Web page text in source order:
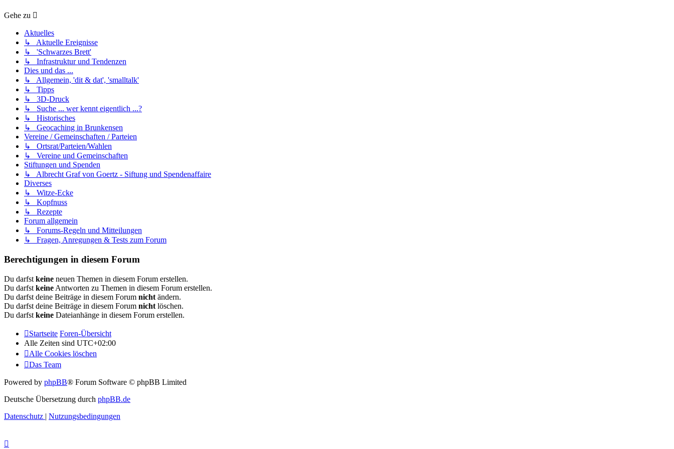
Gehe zu
Aktuelles
↳ Aktuelle Ereignisse
↳ 'Schwarzes Brett'
↳ Infrastruktur und Tendenzen
Dies und das ...
↳ Allgemein, 'dit & dat', 'smalltalk'
↳ Tipps
↳ 3D-Druck
↳ Suche ... wer kennt eigentlich ...?
↳ Historisches
↳ Geocaching in Brunkensen
Vereine / Gemeinschaften / Parteien
↳ Ortsrat/Parteien/Wahlen
↳ Vereine und Gemeinschaften
Stiftungen und Spenden
↳ Albrecht Graf von Goertz - Siftung und Spendenaffaire
Diverses
↳ Witze-Ecke
↳ Kopfnuss
↳ Rezepte
Forum allgemein
↳ Forums-Regeln und Mitteilungen
↳ Fragen, Anregungen & Tests zum Forum
Berechtigungen in diesem Forum
Du darfst keine neuen Themen in diesem Forum erstellen.
Du darfst keine Antworten zu Themen in diesem Forum erstellen.
Du darfst deine Beiträge in diesem Forum nicht ändern.
Du darfst deine Beiträge in diesem Forum nicht löschen.
Du darfst keine Dateianhänge in diesem Forum erstellen.
Startseite Foren-Übersicht
Alle Zeiten sind UTC+02:00
Alle Cookies löschen
Das Team
Powered by phpBB® Forum Software © phpBB Limited
Deutsche Übersetzung durch phpBB.de
Datenschutz | Nutzungsbedingungen